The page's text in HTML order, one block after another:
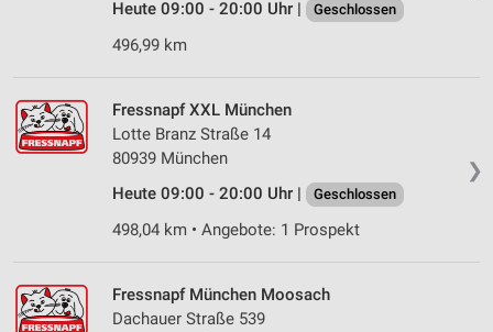
Heute 09:00 - 20:00 Uhr |
Geschlossen
496,99 km
❯
Fressnapf XXL München
Lotte Branz Straße 14
80939 München
Heute 09:00 - 20:00 Uhr |
Geschlossen
498,04 km • Angebote: 1 Prospekt
Fressnapf München Moosach
Dachauer Straße 539